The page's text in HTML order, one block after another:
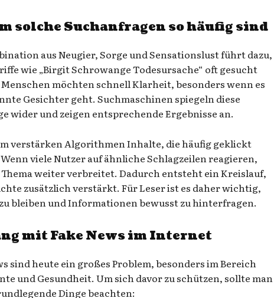
solche Suchanfragen so häufig sind
aus Neugier, Sorge und Sensationslust führt dazu,
wie „Birgit Schrowange Todesursache“ oft gesucht
möchten schnell Klarheit, besonders wenn es
Gesichter geht. Suchmaschinen spiegeln diese
wider und zeigen entsprechende Ergebnisse an.
verstärken Algorithmen Inhalte, die häufig geklickt
viele Nutzer auf ähnliche Schlagzeilen reagieren,
weiter verbreitet. Dadurch entsteht ein Kreislauf,
zusätzlich verstärkt. Für Leser ist es daher wichtig,
bleiben und Informationen bewusst zu hinterfragen.
mit Fake News im Internet
sind heute ein großes Problem, besonders im Bereich
und Gesundheit. Um sich davor zu schützen, sollte man
Dinge beachten: